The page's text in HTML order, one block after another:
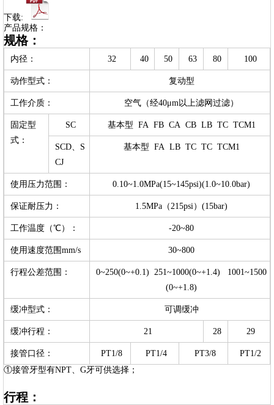
下载:
产品规格：
规格：
内径： 32 40 50 63 80 100
动作型式： 复动型
工作介质： 空气（经40μm以上滤网过滤）
固定型
式：
SC 基本型 FA FB CA CB LB TC TCM1
SCD、S
CJ
基本型 FA LB TC TC TCM1
使用压力范围： 0.10~1.0MPa(15~145psi)(1.0~10.0bar)
保证耐压力： 1.5MPa（215psi）(15bar)
工作温度（℃）： -20~80
使用速度范围mm/s 30~800
行程公差范围：
0~250(0~+0.1) 251~1000(0~+1.4) 1001~1500
(0~+1.8)
缓冲型式： 可调缓冲
缓冲行程： 21 28 29
接管口径： PT1/8 PT1/4 PT3/8
PT1/2
①接管牙型有NPT、G牙可供选择；
行程：